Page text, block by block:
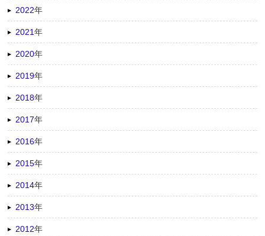
2022年
2021年
2020年
2019年
2018年
2017年
2016年
2015年
2014年
2013年
2012年